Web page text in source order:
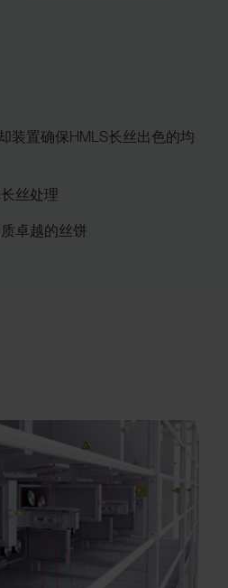
装置确保HMLS长丝出色的均
丝处理
卓越的丝饼